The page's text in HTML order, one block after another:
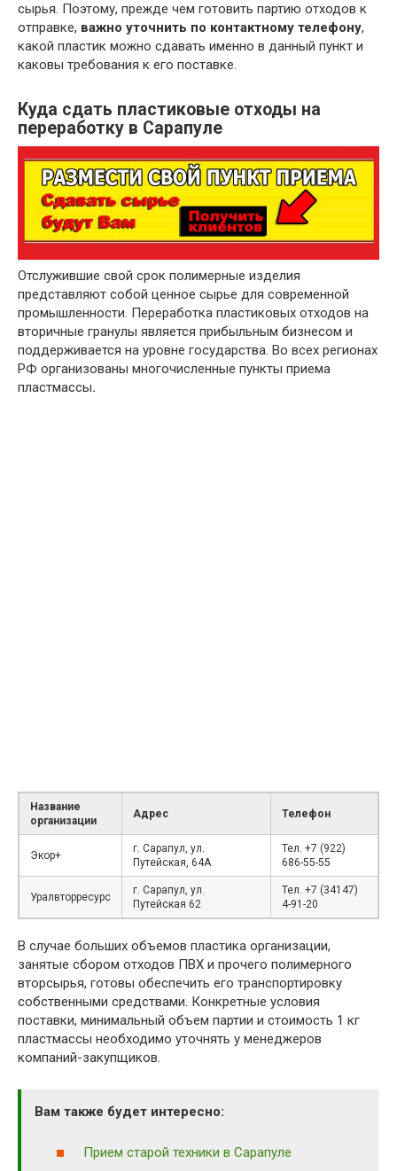
сырья. Поэтому, прежде чем готовить партию отходов к
отправке, важно уточнить по контактному телефону,
какой пластик можно сдавать именно в данный пункт и
каковы требования к его поставке.
Куда сдать пластиковые отходы на
переработку в Сарапуле
Отслужившие свой срок полимерные изделия
представляют собой ценное сырье для современной
промышленности. Переработка пластиковых отходов на
вторичные гранулы является прибыльным бизнесом и
поддерживается на уровне государства. Во всех регионах
РФ организованы многочисленные пункты приема
пластмассы.
Название
организации
Адрес Телефон
Экор+
г. Сарапул, ул.
Путейская, 64А
Тел. +7 (922)
686-55-55
Уралвторресурс
г. Сарапул, ул.
Путейская 62
Тел. +7 (34147)
4-91-20
В случае больших объемов пластика организации,
занятые сбором отходов ПВХ и прочего полимерного
вторсырья, готовы обеспечить его транспортировку
собственными средствами. Конкретные условия
поставки, минимальный объем партии и стоимость 1 кг
пластмассы необходимо уточнять у менеджеров
компаний-закупщиков.
Вам также будет интересно:
Прием старой техники в Сарапуле